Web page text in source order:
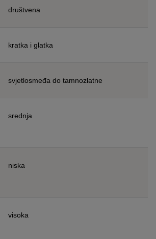
društvena
kratka i glatka
svjetlosmeđa do tamnozlatne
srednja
niska
visoka